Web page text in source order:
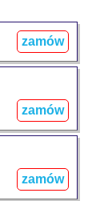
zamów
zamów
zamów